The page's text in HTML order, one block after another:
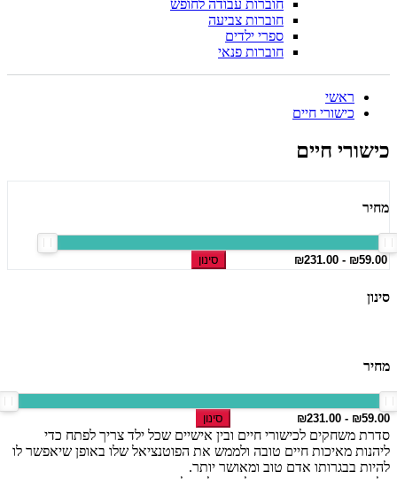
חוברות עבודה לחופש
חוברות צביעה
ספרי ילדים
חוברות פנאי
ראשי
כישורי חיים
כישורי חיים
מחיר
סינון
סינון
מחיר
סינון
סדרת משחקים לכישורי חיים ובין אישיים שכל ילד צריך לפתח כדי
ליהנות מאיכות חיים טובה ולממש את הפוטנציאל שלו באופן שיאפשר לו
להיות בבגרותו אדם טוב ומאושר יותר.